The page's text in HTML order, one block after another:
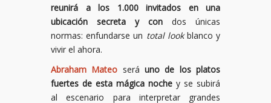
reunirá a los 1.000 invitados en una
ubicación secreta y con dos únicas
normas: enfundarse un total lookblanco y
vivir el ahora.
Abraham Mateo seráuno de los platos
fuertes de esta mágica noche y se subirá
al escenario para interpretar grandes